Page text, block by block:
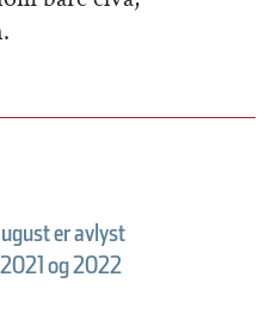
er avlyst
og 2022